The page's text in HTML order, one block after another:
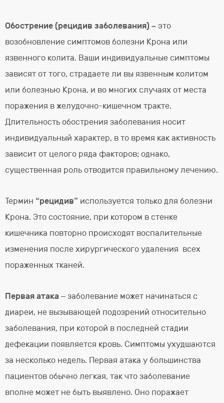
Обострение (рецидив заболевания) – это
возобновление симптомов болезни Крона или
язвенного колита. Ваши индивидуальные симптомы
зависят от того, страдаете ли вы язвенным колитом
или болезнью Крона, и во многих случаях от места
поражения в желудочно-кишечном тракте.
Длительность обострения заболевания носит
индивидуальный характер, в то время как активность
зависит от целого ряда факторов; однако,
существенная роль отводится правильному лечению.
Термин “рецидив” используется только для болезни
Крона. Это состояние, при котором в стенке
кишечника повторно происходят воспалительные
изменения после хирургического удаления всех
пораженных тканей.
Первая атака – заболевание может начинаться с
диареи, не вызывающей подозрений относительно
заболевания, при которой в последней стадии
дефекации появляется кровь. Симптомы ухудшаются
за несколько недель. Первая атака у большинства
пациентов обычно легкая, так что заболевание
вполне может не быть выявлено. Оно поражает